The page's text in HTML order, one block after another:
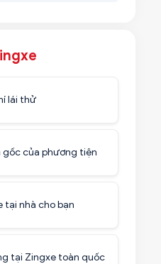
lái thử
gốc của phương tiện
tại nhà cho bạn
tại Zingxe toàn quốc